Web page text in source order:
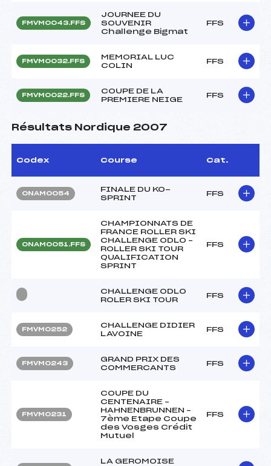
FMVM0043.FFS
JOURNEE DU
SOUVENIR
Challenge Bigmat
FFS
FMVM0032.FFS
MEMORIAL LUC
COLIN
FFS
FMVM0022.FFS
COUPE DE LA
PREMIERE NEIGE
FFS
Résultats Nordique 2007
Codex Course Cat.
ONAM0054
FINALE DU KO-
SPRINT
FFS
ONAM0051.FFS
CHAMPIONNATS DE
FRANCE ROLLER SKI
CHALLENGE ODLO –
ROLLER SKI TOUR
QUALIFICATION
SPRINT
FFS
CHALLENGE ODLO
ROLER SKI TOUR
FFS
FMVM0252
CHALLENGE DIDIER
LAVOINE
FFS
FMVM0243
GRAND PRIX DES
COMMERCANTS
FFS
FMVM0231
COUPE DU
CENTENAIRE –
HAHNENBRUNNEN –
7ème Etape Coupe
des Vosges Crédit
Mutuel
FFS
LA GEROMOISE